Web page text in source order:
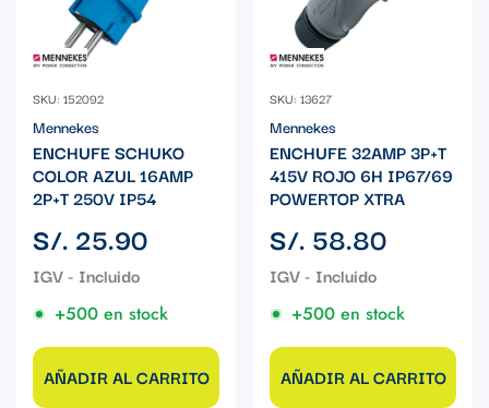
SKU: 152092
Mennekes
ENCHUFE SCHUKO
COLOR AZUL 16AMP
2P+T 250V IP54
Precio
regular
S/. 25.90
+500 en stock
AÑADIR AL CARRITO
SKU: 13627
Mennekes
ENCHUFE 32AMP 3P+T
415V ROJO 6H IP67/69
POWERTOP XTRA
Precio
regular
S/. 58.80
+500 en stock
AÑADIR AL CARRITO